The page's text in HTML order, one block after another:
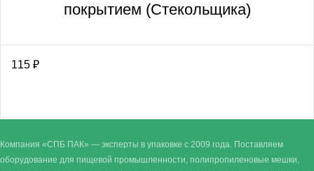
покрытием (Стекольщика)
115 ₽
Компания «СПБ ПАК» — эксперты в упаковке с 2009 года. Поставляем
оборудование для пищевой промышленности, полипропиленовые мешки,